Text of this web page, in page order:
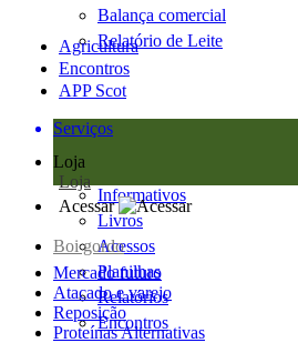
Balança comercial
Relatório de Leite
Agricultura
Encontros
APP Scot
Serviços
Loja
Loja
Informativos
Livros
Acessos
Planilhas
Relatórios
Encontros
Acessar
Boi gordo
Mercado futuro
Atacado e varejo
Reposição
Proteínas Alternativas